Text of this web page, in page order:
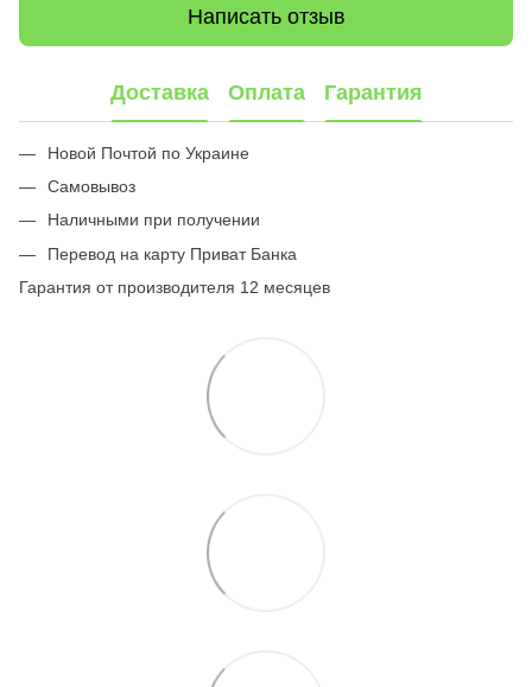
Написать отзыв
Доставка Оплата Гарантия
Новой Почтой по Украине
Самовывоз
Наличными при получении
Перевод на карту Приват Банка
Гарантия от производителя 12 месяцев